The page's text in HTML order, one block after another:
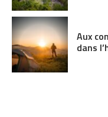
Aux
dans